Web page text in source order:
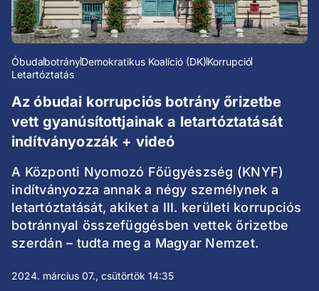
ÓbudabotrányDemokratikus Koalíció (DK)Korrupció
Letartóztatás
Az óbudai korrupciós botrány őrizetbe
vett gyanúsítottjainak a letartóztatását
indítványozzák + videó
A Központi Nyomozó Főügyészség (KNYF)
indítványozza annak a négy személynek a
letartóztatását, akiket a III. kerületi korrupciós
botránnyal összefüggésben vettek őrizetbe
szerdán – tudta meg a Magyar Nemzet.
2024. március 07., csütörtök 14:35